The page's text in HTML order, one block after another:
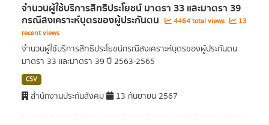
จำนวนผู้ใช้บริการสิทธิประโยชน์ มาตรา 33 และมาตรา 39
กรณีสงเคราะห์บุตรของผู้ประกันตน 4464 total views
13
recent views
จำนวนผู้ใช้บริการสิทธิประโยชน์กรณีสงเคราะห์บุตรของผู้ประกันตน
มาตรา 33 และมาตรา 39 ปี 2563-2565
CSV
สำนักงานประกันสังคม 13 กันยายน 2567